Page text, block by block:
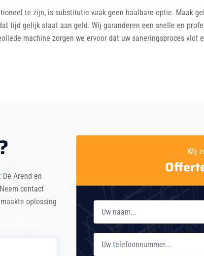
te zijn, is substitutie vaak geen haalbare optie. Maak
tijd gelijk staat aan geld. Wij garanderen een snelle en
machine zorgen we ervoor dat uw saneringsproces
Arend en
contact
oplossing
Wij